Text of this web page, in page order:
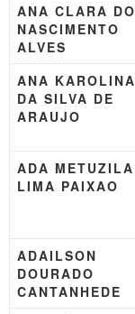
ANA CLARA DO
NASCIMENTO
ALVES
ANA KAROLINA
DA SILVA DE
ARAUJO
ADA METUZILA
LIMA PAIXAO
ADAILSON
DOURADO
CANTANHEDE